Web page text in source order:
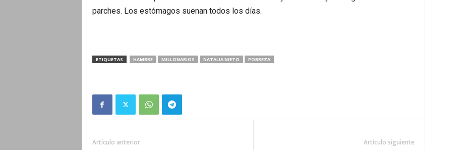
parches. Los estómagos suenan todos los días.
ETIQUETAS HAMBRE MILLONARIOS NATALIA NIETO POBREZA
Artículo anterior Artículo siguiente